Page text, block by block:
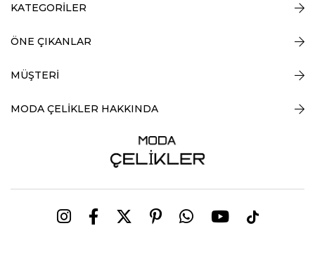
KATEGORİLER
ÖNE ÇIKANLAR
MÜŞTERİ
MODA ÇELİKLER HAKKINDA